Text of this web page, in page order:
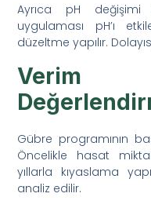
Ayrıca pH
uygulaması pH’ı
düzeltme yapılır.
Verim
Gübre programının
Öncelikle hasat
yıllarla kıyaslama
analiz edilir.